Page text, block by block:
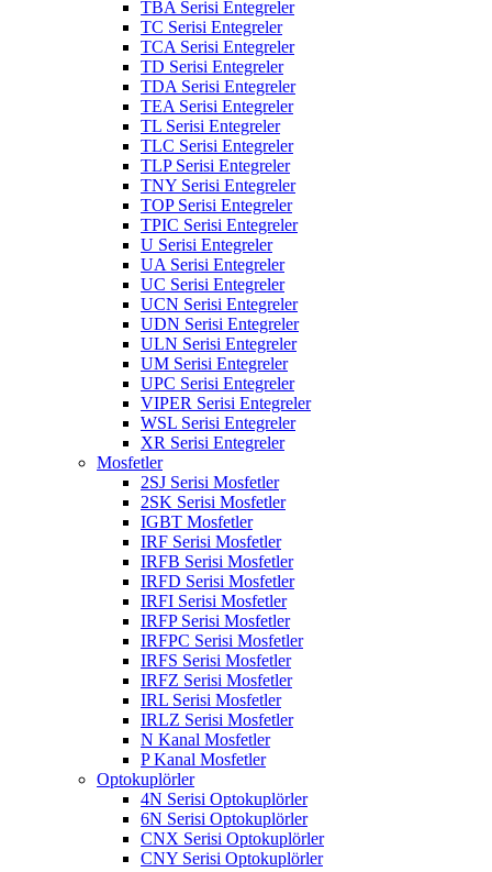
TBA Serisi Entegreler
TC Serisi Entegreler
TCA Serisi Entegreler
TD Serisi Entegreler
TDA Serisi Entegreler
TEA Serisi Entegreler
TL Serisi Entegreler
TLC Serisi Entegreler
TLP Serisi Entegreler
TNY Serisi Entegreler
TOP Serisi Entegreler
TPIC Serisi Entegreler
U Serisi Entegreler
UA Serisi Entegreler
UC Serisi Entegreler
UCN Serisi Entegreler
UDN Serisi Entegreler
ULN Serisi Entegreler
UM Serisi Entegreler
UPC Serisi Entegreler
VIPER Serisi Entegreler
WSL Serisi Entegreler
XR Serisi Entegreler
Mosfetler
2SJ Serisi Mosfetler
2SK Serisi Mosfetler
IGBT Mosfetler
IRF Serisi Mosfetler
IRFB Serisi Mosfetler
IRFD Serisi Mosfetler
IRFI Serisi Mosfetler
IRFP Serisi Mosfetler
IRFPC Serisi Mosfetler
IRFS Serisi Mosfetler
IRFZ Serisi Mosfetler
IRL Serisi Mosfetler
IRLZ Serisi Mosfetler
N Kanal Mosfetler
P Kanal Mosfetler
Optokuplörler
4N Serisi Optokuplörler
6N Serisi Optokuplörler
CNX Serisi Optokuplörler
CNY Serisi Optokuplörler